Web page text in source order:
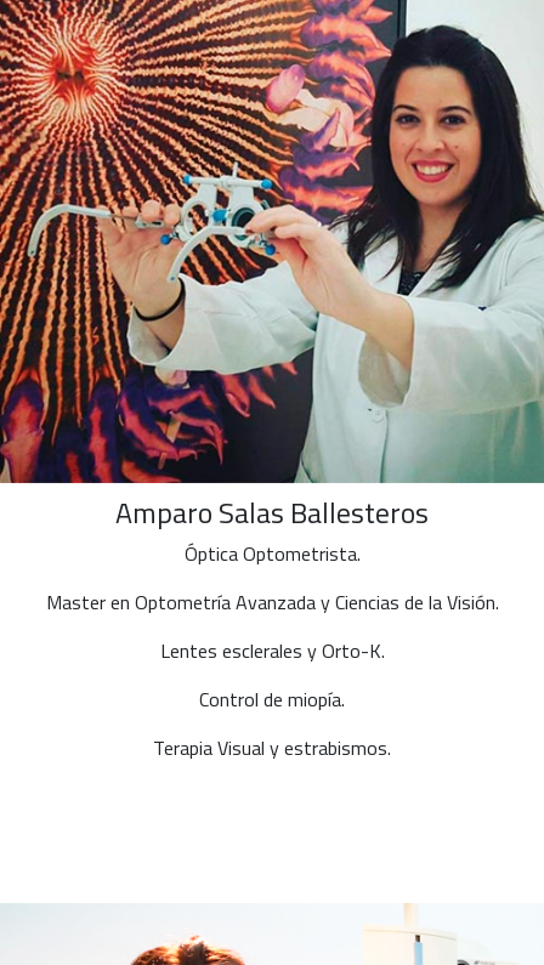
Amparo Salas Ballesteros
Óptica Optometrista.
Master en Optometría Avanzada y Ciencias de la Visión.
Lentes esclerales y Orto-K.
Control de miopía.
Terapia Visual y estrabismos.